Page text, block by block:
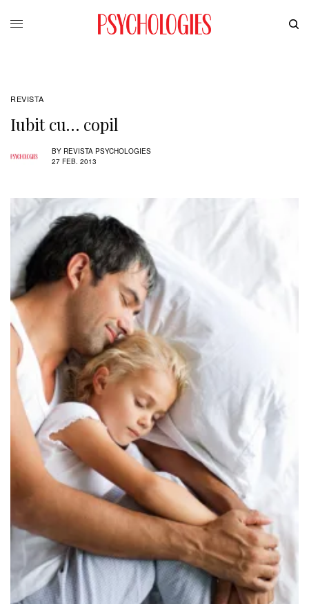
REVISTA
Iubit cu… copil
BY REVISTA PSYCHOLOGIES
27 FEB. 2013